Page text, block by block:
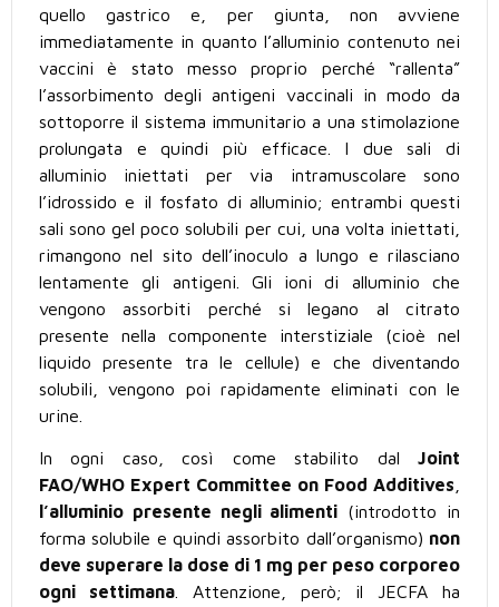
quello gastrico e, per giunta, non avviene
immediatamente in quanto l’alluminio contenuto nei
vaccini è stato messo proprio perché “rallenta”
l’assorbimento degli antigeni vaccinali in modo da
sottoporre il sistema immunitario a una stimolazione
prolungata e quindi più efficace. I due sali di
alluminio iniettati per via intramuscolare sono
l’idrossido e il fosfato di alluminio; entrambi questi
sali sono gel poco solubili per cui, una volta iniettati,
rimangono nel sito dell’inoculo a lungo e rilasciano
lentamente gli antigeni. Gli ioni di alluminio che
vengono assorbiti perché si legano al citrato
presente nella componente interstiziale (cioè nel
liquido presente tra le cellule) e che diventando
solubili, vengono poi rapidamente eliminati con le
urine.
In ogni caso, così come stabilito dal Joint
FAO/WHO Expert Committee on Food Additives
l’alluminio presente negli alimenti (introdotto in
forma solubile e quindi assorbito dall’organismo) non
deve superare la dose di 1 mg per peso corporeo
ogni settimana . Attenzione, però; il JECFA ha